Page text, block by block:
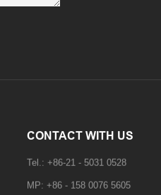
CONTACT WITH US
Tel.: +86-21 - 5031 0528
MP: +86 - 158 0076 5605